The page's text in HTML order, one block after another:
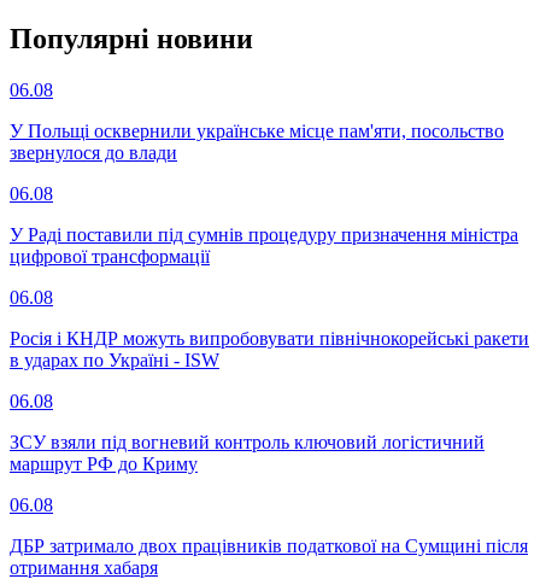
Популярнi новини
06.08
У Польщі осквернили українське місце пам'яти, посольство
звернулося до влади
06.08
У Раді поставили під сумнів процедуру призначення міністра
цифрової трансформації
06.08
Росія і КНДР можуть випробовувати північнокорейські ракети
в ударах по Україні - ISW
06.08
ЗСУ взяли під вогневий контроль ключовий логістичний
маршрут РФ до Криму
06.08
ДБР затримало двох працівників податкової на Сумщині після
отримання хабаря